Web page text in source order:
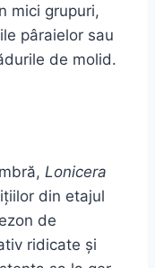
mici grupuri,
pâraielor sau
de molid.
Lonicera
din etajul
de
ridicate și